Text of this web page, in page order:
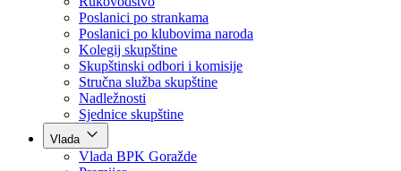
Skupština
Skupština BPK Goražde
Rukovodstvo
Poslanici po strankama
Poslanici po klubovima naroda
Kolegij skupštine
Skupštinski odbori i komisije
Stručna služba skupštine
Nadležnosti
Sjednice skupštine